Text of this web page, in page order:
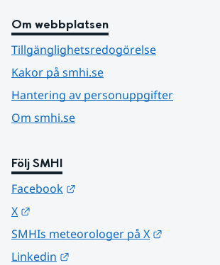
Om webbplatsen
Tillgänglighetsredogörelse
Kakor på smhi.se
Hantering av personuppgifter
Om smhi.se
Följ SMHI
Facebook
X
SMHIs meteorologer på X
Linkedin